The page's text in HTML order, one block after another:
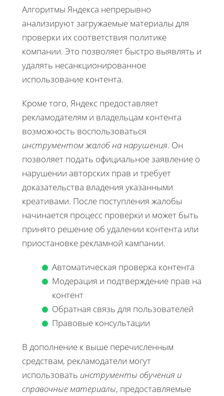
Алгоритмы Яндекса непрерывно
анализируют загружаемые материалы для
проверки их соответствия политике
компании. Это позволяет быстро выявлять и
удалять несанкционированное
использование контента.
Кроме того, Яндекс предоставляет
рекламодателям и владельцам контента
возможность воспользоваться
инструментом жалоб на нарушения. Он
позволяет подать официальное заявление о
нарушении авторских прав и требует
доказательства владения указанными
креативами. После поступления жалобы
начинается процесс проверки и может быть
принято решение об удалении контента или
приостановке рекламной кампании.
Автоматическая проверка контента
Модерация и подтверждение прав на
контент
Обратная связь для пользователей
Правовые консультации
В дополнение к выше перечисленным
средствам, рекламодатели могут
использовать инструменты обучения и
справочные материалы, предоставляемые